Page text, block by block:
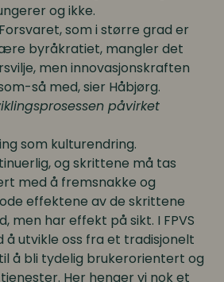
og ikke.
som i større grad er
byråkratiet, mangler det
men innovasjonskraften
så med, sier Håbjørg.
påvirket
som kulturendring.
og skrittene må tas
med å fremsnakke og
effektene av de skrittene
men har effekt på sikt. I FPVS
å utvikle oss fra et tradisjonelt
å bli tydelig brukerorientert og
Her henger vi nok et